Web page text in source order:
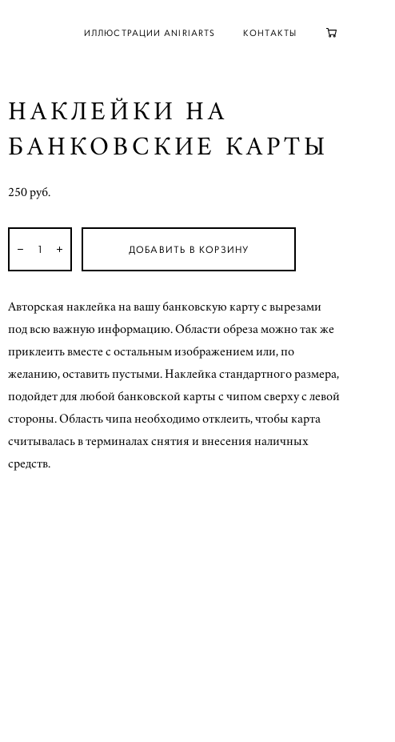
ИЛЛЮСТРАЦИИ ANIRIARTS КОНТАКТЫ
НАКЛЕЙКИ НА
БАНКОВСКИЕ КАРТЫ
250 pуб.
ДОБАВИТЬ В КОРЗИНУ
Авторская наклейка на вашу банковскую карту с вырезами
под всю важную информацию. Области обреза можно так же
приклеить вместе с остальным изображением или, по
желанию, оставить пустыми. Наклейка стандартного размера,
подойдет для любой банковской карты с чипом сверху с левой
стороны. Область чипа необходимо отклеить, чтобы карта
считывалась в терминалах снятия и внесения наличных
средств.